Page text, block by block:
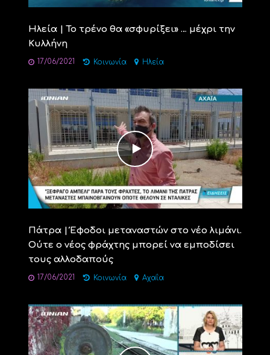
Ηλεία | Το τρένο θα «σφυρίξει» … μέχρι την
Κυλλήνη
17/06/2021 Κοινωνία Ηλεία
Πάτρα | Έφοδοι μεταναστών στο νέο λιμάνι.
Ούτε ο νέος φράχτης μπορεί να εμποδίσει
τους αλλοδαπούς
17/06/2021 Κοινωνία Αχαΐα